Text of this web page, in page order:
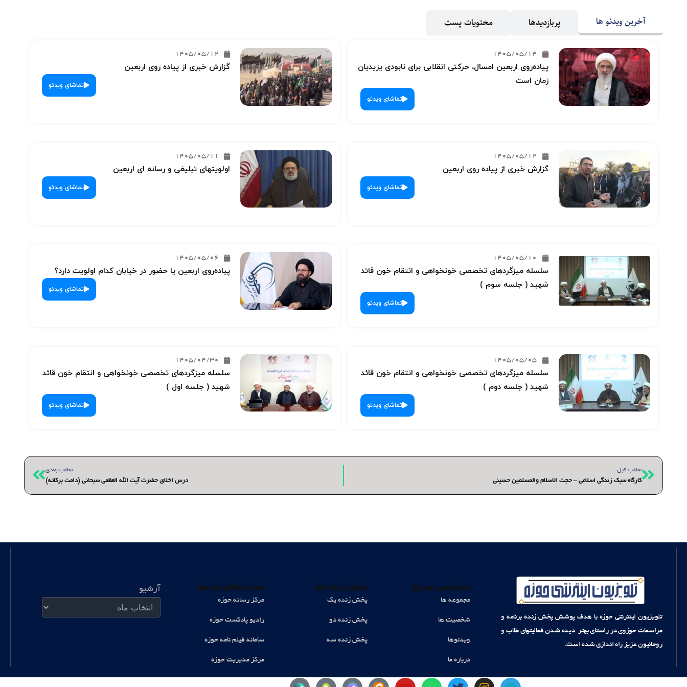
آخرین ویدئو ها پربازدیدها محتویات پست
1405/05/14
پیاده‌روی اربعین امسال، حرکتی انقلابی برای نابودی یزیدیان
زمان است
تماشای ویدئو
1405/05/12
گزارش خبری از پیاده روی اربعین
تماشای ویدئو
1405/05/12
گزارش خبری از پیاده روی اربعین
تماشای ویدئو
1405/05/11
اولویتهای تبلیغی و رسانه ای اربعین
تماشای ویدئو
1405/05/10
سلسله میزگردهای تخصصی خونخواهی و انتقام خون قائد
شهید ( جلسه سوم )
تماشای ویدئو
1405/05/06
پیاده‌روی اربعین یا حضور در خیابان کدام اولویت دارد؟
تماشای ویدئو
1405/05/05
سلسله میزگردهای تخصصی خونخواهی و انتقام خون قائد
شهید ( جلسه دوم )
تماشای ویدئو
1405/04/30
سلسله میزگردهای تخصصی خونخواهی و انتقام خون قائد
شهید ( جلسه اول )
تماشای ویدئو
قبلیمطلب قبل
کارگاه سبک زندگی اسلامی – حجت الاسلام والمسلمین حسینی
مطلب بعدی
درس اخلاق حضرت آیت الله العظمی سبحانی (دامت برکاته)
بعدی
تلویزیون اینترنتی حوزه با هدف پوشش پخش زنده برنامه و
مراسمات حوزوی در راستای بهتر دیده شدن فعالیتهای طلاب و
روحانیون عزیز راه اندازی شده است.
دسترسی سریع
مجموعه ها
شخصیت ها
ویدئوها
درباره ما
پخش زنده ها
پخش زنده یک
پخش زنده دو
پخش زنده سه
سایت های مرتبط
مرکز رسانه حوزه
رادیو پادکست حوزه
سامانه فیلم نامه حوزه
مرکز مدیریت حوزه
آرشیو
آرشیو
T
I
T
W
Y